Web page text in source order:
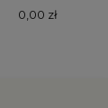
0,00 zł